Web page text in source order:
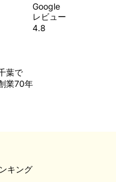
Google
レビュー
4.8
葉で
業70年
キング